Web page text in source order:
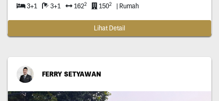
3+1 3+1 1622 1502 | Rumah
Lihat Detail
FERRY SETYAWAN